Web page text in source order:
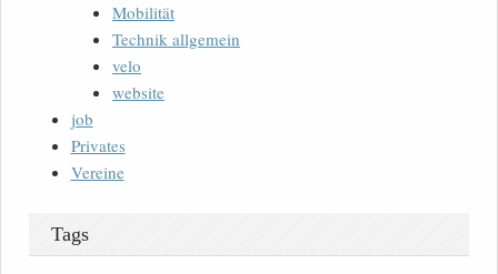
Mobilität
Technik allgemein
velo
website
job
Privates
Vereine
Tags